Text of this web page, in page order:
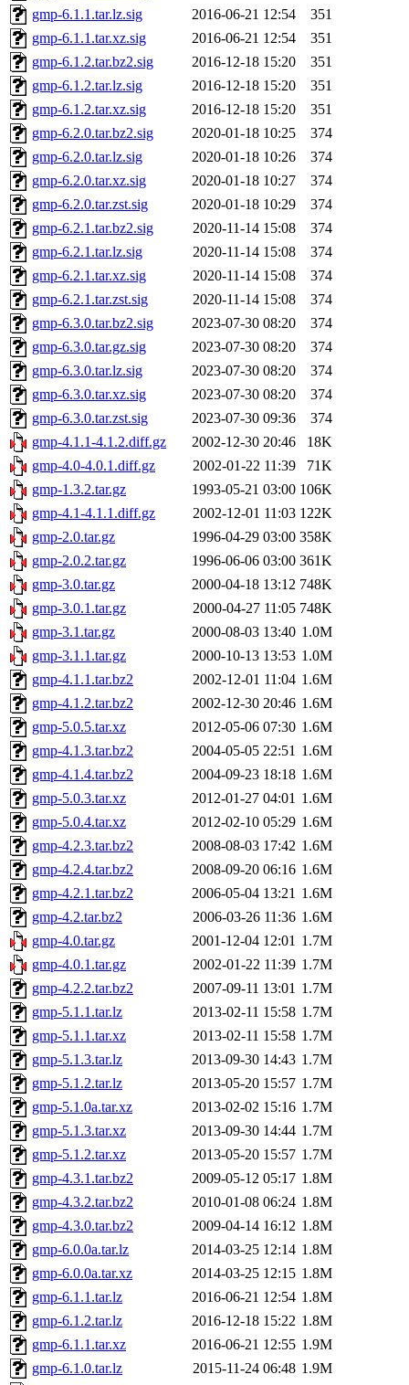
gmp-6.1.1.tar.lz.sig
2016-06-21 12:54
351
gmp-6.1.1.tar.xz.sig
2016-06-21 12:54
351
gmp-6.1.2.tar.bz2.sig
2016-12-18 15:20
351
gmp-6.1.2.tar.lz.sig
2016-12-18 15:20
351
gmp-6.1.2.tar.xz.sig
2016-12-18 15:20
351
gmp-6.2.0.tar.bz2.sig
2020-01-18 10:25
374
gmp-6.2.0.tar.lz.sig
2020-01-18 10:26
374
gmp-6.2.0.tar.xz.sig
2020-01-18 10:27
374
gmp-6.2.0.tar.zst.sig
2020-01-18 10:29
374
gmp-6.2.1.tar.bz2.sig
2020-11-14 15:08
374
gmp-6.2.1.tar.lz.sig
2020-11-14 15:08
374
gmp-6.2.1.tar.xz.sig
2020-11-14 15:08
374
gmp-6.2.1.tar.zst.sig
2020-11-14 15:08
374
gmp-6.3.0.tar.bz2.sig
2023-07-30 08:20
374
gmp-6.3.0.tar.gz.sig
2023-07-30 08:20
374
gmp-6.3.0.tar.lz.sig
2023-07-30 08:20
374
gmp-6.3.0.tar.xz.sig
2023-07-30 08:20
374
gmp-6.3.0.tar.zst.sig
2023-07-30 09:36
374
gmp-4.1.1-4.1.2.diff.gz
2002-12-30 20:46
18K
gmp-4.0-4.0.1.diff.gz
2002-01-22 11:39
71K
gmp-1.3.2.tar.gz
1993-05-21 03:00 106K
gmp-4.1-4.1.1.diff.gz
2002-12-01 11:03 122K
gmp-2.0.tar.gz
1996-04-29 03:00 358K
gmp-2.0.2.tar.gz
1996-06-06 03:00 361K
gmp-3.0.tar.gz
2000-04-18 13:12 748K
gmp-3.0.1.tar.gz
2000-04-27 11:05 748K
gmp-3.1.tar.gz
2000-08-03 13:40 1.0M
gmp-3.1.1.tar.gz
2000-10-13 13:53 1.0M
gmp-4.1.1.tar.bz2
2002-12-01 11:04 1.6M
gmp-4.1.2.tar.bz2
2002-12-30 20:46 1.6M
gmp-5.0.5.tar.xz
2012-05-06 07:30 1.6M
gmp-4.1.3.tar.bz2
2004-05-05 22:51 1.6M
gmp-4.1.4.tar.bz2
2004-09-23 18:18 1.6M
gmp-5.0.3.tar.xz
2012-01-27 04:01 1.6M
gmp-5.0.4.tar.xz
2012-02-10 05:29 1.6M
gmp-4.2.3.tar.bz2
2008-08-03 17:42 1.6M
gmp-4.2.4.tar.bz2
2008-09-20 06:16 1.6M
gmp-4.2.1.tar.bz2
2006-05-04 13:21 1.6M
gmp-4.2.tar.bz2
2006-03-26 11:36 1.6M
gmp-4.0.tar.gz
2001-12-04 12:01 1.7M
gmp-4.0.1.tar.gz
2002-01-22 11:39 1.7M
gmp-4.2.2.tar.bz2
2007-09-11 13:01 1.7M
gmp-5.1.1.tar.lz
2013-02-11 15:58 1.7M
gmp-5.1.1.tar.xz
2013-02-11 15:58 1.7M
gmp-5.1.3.tar.lz
2013-09-30 14:43 1.7M
gmp-5.1.2.tar.lz
2013-05-20 15:57 1.7M
gmp-5.1.0a.tar.xz
2013-02-02 15:16 1.7M
gmp-5.1.3.tar.xz
2013-09-30 14:44 1.7M
gmp-5.1.2.tar.xz
2013-05-20 15:57 1.7M
gmp-4.3.1.tar.bz2
2009-05-12 05:17 1.8M
gmp-4.3.2.tar.bz2
2010-01-08 06:24 1.8M
gmp-4.3.0.tar.bz2
2009-04-14 16:12 1.8M
gmp-6.0.0a.tar.lz
2014-03-25 12:14 1.8M
gmp-6.0.0a.tar.xz
2014-03-25 12:15 1.8M
gmp-6.1.1.tar.lz
2016-06-21 12:54 1.8M
gmp-6.1.2.tar.lz
2016-12-18 15:22 1.8M
gmp-6.1.1.tar.xz
2016-06-21 12:55 1.9M
gmp-6.1.0.tar.lz
2015-11-24 06:48 1.9M